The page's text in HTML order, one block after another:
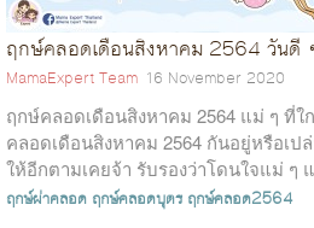
ฤกษ์คลอดเดือนสิงหาคม 2564 วันดี
MamaExpert Team 16 November 2020
ฤกษ์คลอดเดือนสิงหาคม 2564 แม่ ๆ ที่
คลอดเดือนสิงหาคม 2564 กันอยู่หรือเป
ให้อีกตามเคยจ้า รับรองว่าโดนใจแม่ ๆ
thelucky อาจาร...
ฤกษ์ผ่าคลอด ฤกษ์คลอดบุตร ฤกษ์คลอด2564